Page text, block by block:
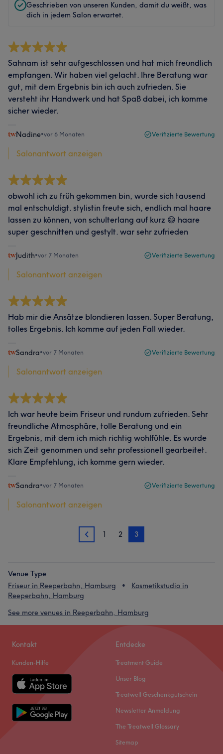
Geschrieben von unseren Kunden, damit du weißt, was
dich in jedem Salon erwartet.
Sahnam ist sehr aufgeschlossen und hat mich freundlich
empfangen. Wir haben viel gelacht. Ihre Beratung war
gut, mit dem Ergebnis bin ich auch zufrieden. Sie
versteht ihr Handwerk und hat Spaß dabei, ich komme
sicher wieder.
Nadine•vor 6 Monaten Verifizierte Bewertung
Salonantwort anzeigen
obwohl ich zu früh gekommen bin, wurde sich tausend
mal entschuldigt. stylistin freute sich, endlich mal haare
lassen zu können, von schulterlang auf kurz 😄 haare
super geschnitten und gestylt. war sehr zufrieden
Judith•vor 7 Monaten Verifizierte Bewertung
Salonantwort anzeigen
Hab mir die Ansätze blondieren lassen. Super Beratung,
tolles Ergebnis. Ich komme auf jeden Fall wieder.
Sandra•vor 7 Monaten Verifizierte Bewertung
Salonantwort anzeigen
Ich war heute beim Friseur und rundum zufrieden. Sehr
freundliche Atmosphäre, tolle Beratung und ein
Ergebnis, mit dem ich mich richtig wohlfühle. Es wurde
sich Zeit genommen und sehr professionell gearbeitet.
Klare Empfehlung, ich komme gern wieder.
Sandra•vor 7 Monaten Verifizierte Bewertung
Salonantwort anzeigen
2 1 2 3
Venue Type
Friseur in Reeperbahn, Hamburg
Kosmetikstudio in
Reeperbahn, Hamburg
See more venues in Reeperbahn, Hamburg
Kontakt
Kunden-Hilfe
Entdecke
Treatment Guide
Unser Blog
Treatwell Geschenkgutschein
Newsletter Anmeldung
The Treatwell Glossary
Sitemap